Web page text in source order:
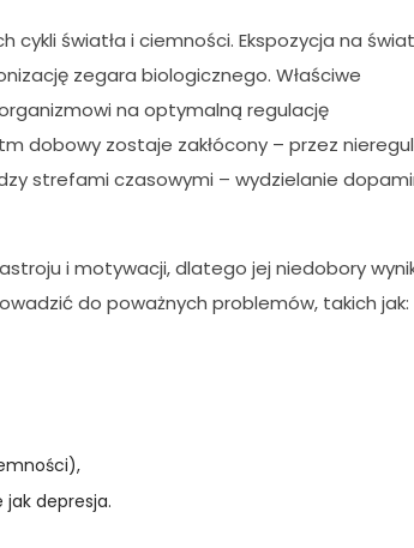
światła i ciemności. Ekspozycja na
zegara biologicznego. Właściwe
na optymalną regulację
dobowy zostaje zakłócony – przez
strefami czasowymi – wydzielanie
i motywacji, dlatego jej niedobory
do poważnych problemów, takich jak:
depresja.